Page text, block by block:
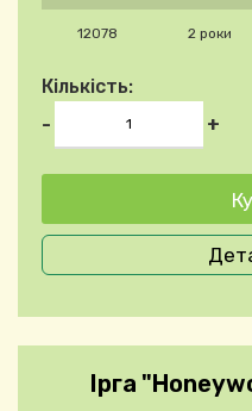
12078 2 роки
Кількість:
-
+
Ірга